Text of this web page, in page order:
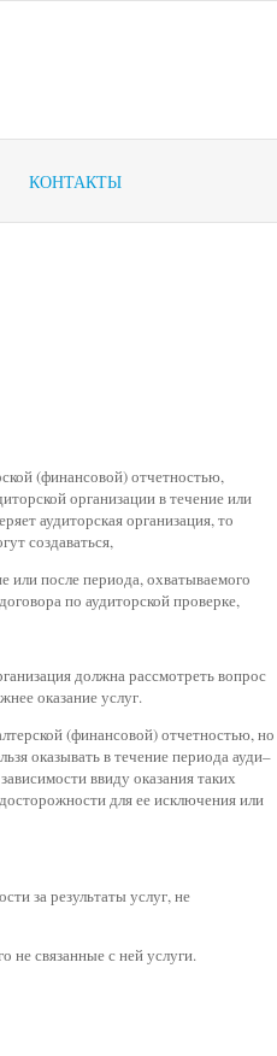
КОНТАКТЫ
(финансовой) отчетностью,
организации в течение или
аудиторская организация, то
создаваться,
после периода, охватываемого
по аудиторской проверке,
должна рассмотреть вопрос
оказание услуг.
(финансовой) отчетностью, но
оказывать в течение периода ауди–
ввиду оказания таких
для ее исключения или
за результаты услуг, не
не связанные с ней услуги.